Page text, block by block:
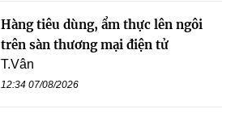
Hàng tiêu dùng, ẩm thực lên ngôi
trên sàn thương mại điện tử
T.Vân
12:34 07/08/2026